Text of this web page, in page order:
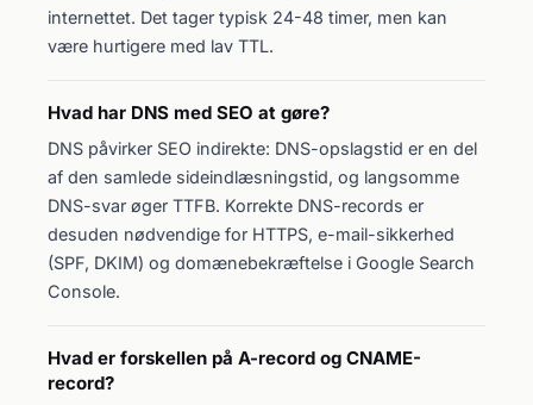
internettet. Det tager typisk 24-48 timer, men kan
være hurtigere med lav TTL.
Hvad har DNS med SEO at gøre?
DNS påvirker SEO indirekte: DNS-opslagstid er en del
af den samlede sideindlæsningstid, og langsomme
DNS-svar øger TTFB. Korrekte DNS-records er
desuden nødvendige for HTTPS, e-mail-sikkerhed
(SPF, DKIM) og domænebekræftelse i Google Search
Console.
Hvad er forskellen på A-record og CNAME-
record?